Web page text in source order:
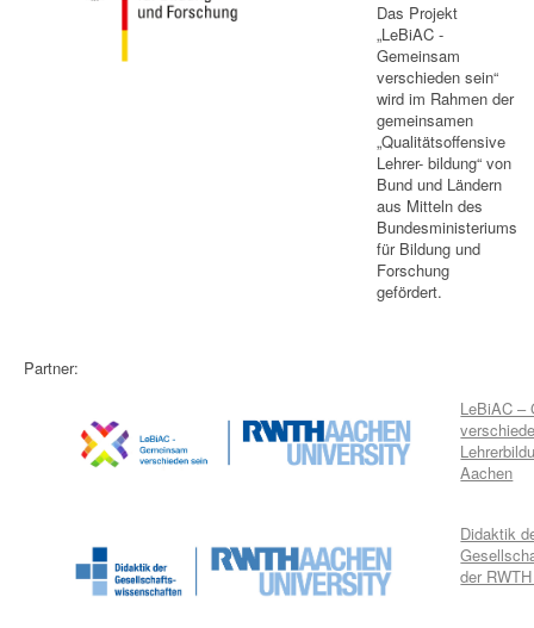
Das Projekt
„LeBiAC -
Gemeinsam
verschieden sein“
wird im Rahmen der
gemeinsamen
„Qualitätsoffensive
Lehrer- bildung“ von
Bund und Ländern
aus Mitteln des
Bundesministeriums
für Bildung und
Forschung
gefördert.
Partner:
LeBiAC –
Aachen
Didaktik
der